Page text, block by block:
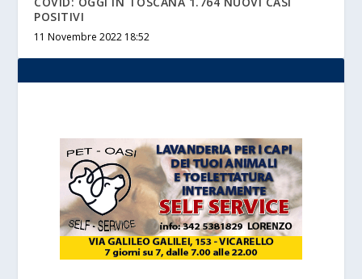
POSITIVI
11 Novembre 2022 18:52